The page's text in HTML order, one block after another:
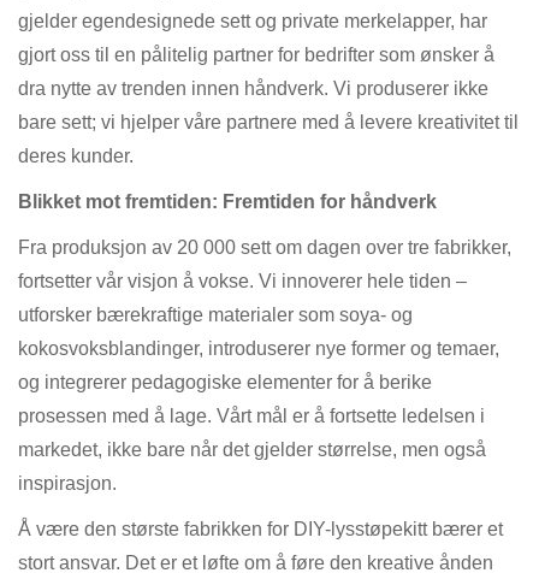
gjelder egendesignede sett og private merkelapper, har
gjort oss til en pålitelig partner for bedrifter som ønsker å
dra nytte av trenden innen håndverk. Vi produserer ikke
bare sett; vi hjelper våre partnere med å levere kreativitet til
deres kunder.
Blikket mot fremtiden: Fremtiden for håndverk
Fra produksjon av 20 000 sett om dagen over tre fabrikker,
fortsetter vår visjon å vokse. Vi innoverer hele tiden –
utforsker bærekraftige materialer som soya- og
kokosvoksblandinger, introduserer nye former og temaer,
og integrerer pedagogiske elementer for å berike
prosessen med å lage. Vårt mål er å fortsette ledelsen i
markedet, ikke bare når det gjelder størrelse, men også
inspirasjon.
Å være den største fabrikken for DIY-lysstøpekitt bærer et
stort ansvar. Det er et løfte om å føre den kreative ånden